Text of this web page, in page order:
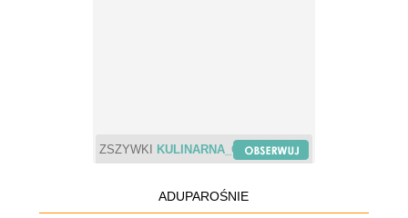
ZSZYWKI KULINARNA_CHWILA
ADUPAROŚNIE